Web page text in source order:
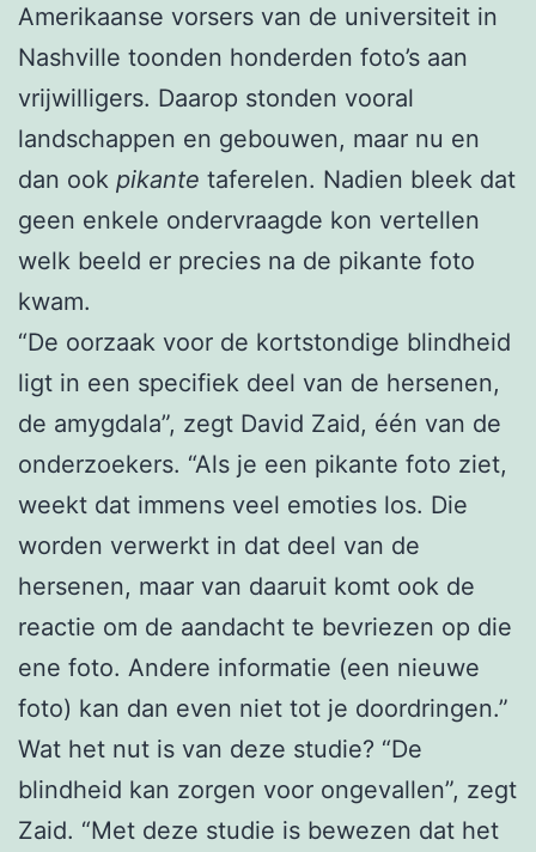
Amerikaanse vorsers van de universiteit in
Nashville toonden honderden foto’s aan
vrijwilligers. Daarop stonden vooral
landschappen en gebouwen, maar nu en
dan ook pikante taferelen. Nadien bleek dat
geen enkele ondervraagde kon vertellen
welk beeld er precies na de pikante foto
kwam.
“De oorzaak voor de kortstondige blindheid
ligt in een specifiek deel van de hersenen,
de amygdala”, zegt David Zaid, één van de
onderzoekers. “Als je een pikante foto ziet,
weekt dat immens veel emoties los. Die
worden verwerkt in dat deel van de
hersenen, maar van daaruit komt ook de
reactie om de aandacht te bevriezen op die
ene foto. Andere informatie (een nieuwe
foto) kan dan even niet tot je doordringen.”
Wat het nut is van deze studie? “De
blindheid kan zorgen voor ongevallen”, zegt
Zaid. “Met deze studie is bewezen dat het